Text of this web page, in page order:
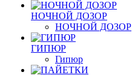
НОЧНОЙ ДОЗОР
НОЧНОЙ ДОЗОР
ГИПЮР
Гипюр